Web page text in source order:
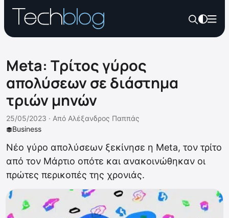
Meta: Τρίτος γύρος
απολύσεων σε διάστημα
τριών μηνών
Business
25/05/2023 · Από Αλέξανδρος Παππάς
Νέο γύρο απολύσεων ξεκίνησε η Meta, τον τρίτο
από τον Μάρτιο οπότε και ανακοινώθηκαν οι
πρώτες περικοπές της χρονιάς.